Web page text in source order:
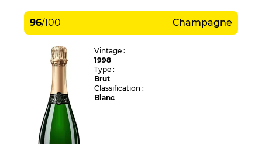
96/100 Champagne
Vintage :
1998
Type :
Brut
Classification :
Blanc